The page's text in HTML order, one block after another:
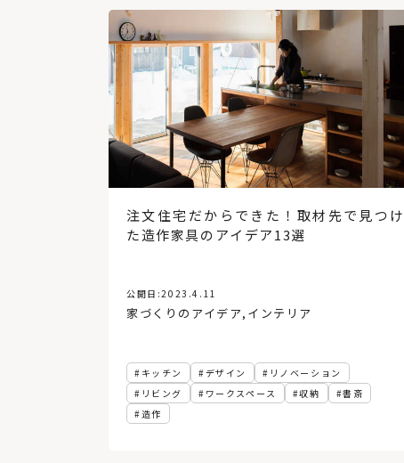
注文住宅だからできた！取材先で見つけ
た造作家具のアイデア13選
公開日:2023.4.11
家づくりのアイデア, インテリア
キッチン デザイン
リノベーション
リビング
ワークスペース 収納
書斎
造作